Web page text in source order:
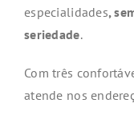
especialidades,
seriedade.
Com três
atende nos